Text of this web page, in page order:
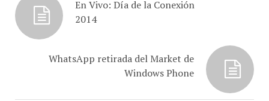
2014
Windows Phone